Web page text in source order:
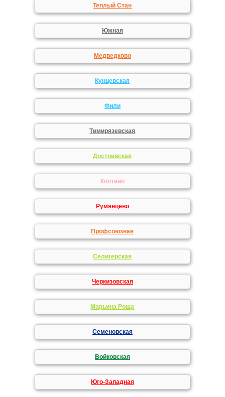
Теплый Стан
Южная
Медведково
Кунцевская
Фили
Тимирязевская
Достоевская
Коптево
Румянцево
Профсоюзная
Селигерская
Черкизовская
Марьина Роща
Семеновская
Войковская
Юго-Западная